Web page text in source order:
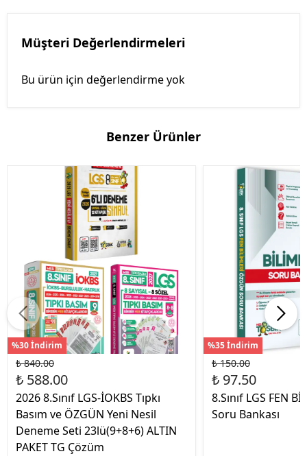
Müşteri Değerlendirmeleri
Bu ürün için değerlendirme yok
Benzer Ürünler
%30 İndirim
₺ 840.00
₺ 588.00
2026 8.Sınıf LGS-İOKBS Tıpkı
Basım ve ÖZGÜN Yeni Nesil
Deneme Seti 23lü(9+8+6) ALTIN
PAKET TG Çözüm
%35 İndirim
₺ 150.00
₺ 97.50
8.Sınıf LGS FEN
Soru Bankası